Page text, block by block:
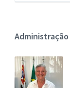
Administração